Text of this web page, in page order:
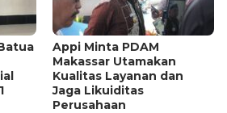
Appi Minta PDAM
Makassar Utamakan
Kualitas Layanan dan
Jaga Likuiditas
Perusahaan